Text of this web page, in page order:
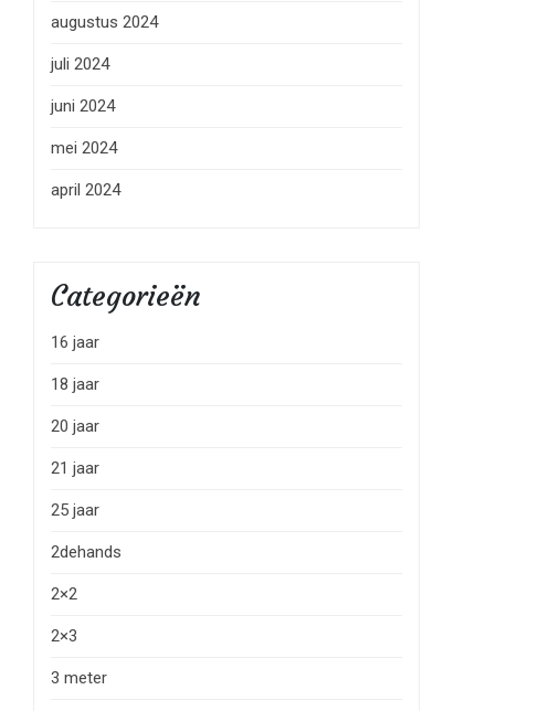
augustus 2024
juli 2024
juni 2024
mei 2024
april 2024
Categorieën
16 jaar
18 jaar
20 jaar
21 jaar
25 jaar
2dehands
2×2
2×3
3 meter